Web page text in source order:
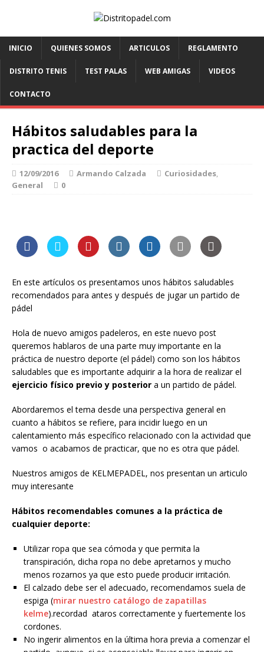
INICIO QUIENES SOMOS ARTICULOS REGLAMENTO
DISTRITO TENIS TEST PALAS WEB AMIGAS VIDEOS
CONTACTO
Hábitos saludables para la
practica del deporte
12/09/2016 Armando Calzada Curiosidades,
General
0
En este artículos os presentamos unos hábitos saludables
recomendados para antes y después de jugar un partido de
pádel
Hola de nuevo amigos padeleros, en este nuevo post
queremos hablaros de una parte muy importante en la
práctica de nuestro deporte (el pádel) como son los hábitos
saludables que es importante adquirir a la hora de realizar el
ejercicio físico previo y posterior a un partido de pádel.
Abordaremos el tema desde una perspectiva general en
cuanto a hábitos se refiere, para incidir luego en un
calentamiento más específico relacionado con la actividad que
vamos o acabamos de practicar, que no es otra que pádel.
Nuestros amigos de KELMEPADEL, nos presentan un articulo
muy interesante
Hábitos recomendables comunes a la práctica de
cualquier deporte:
Utilizar ropa que sea cómoda y que permita la
transpiración, dicha ropa no debe apretarnos y mucho
menos rozarnos ya que esto puede producir irritación.
El calzado debe ser el adecuado, recomendamos suela de
espiga (mirar nuestro catálogo de zapatillas
kelme).recordad ataros correctamente y fuertemente los
cordones.
No ingerir alimentos en la última hora previa a comenzar el